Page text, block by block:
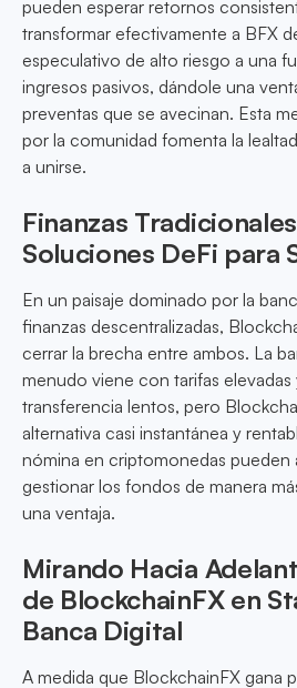
pueden esperar retornos
transformar efectivamente a BFX
especulativo de alto riesgo a una
ingresos pasivos, dándole una
preventas que se avecinan. Esta
por la comunidad fomenta la
a unirse.
Finanzas
Soluciones DeFi para
En un paisaje dominado por la
finanzas descentralizadas,
cerrar la brecha entre ambos. La
menudo viene con tarifas elevadas
transferencia lentos, pero
alternativa casi instantánea y
nómina en criptomonedas pueden
gestionar los fondos de manera
una ventaja.
Mirando Hacia
de BlockchainFX en
Banca Digital
A medida que BlockchainFX gana